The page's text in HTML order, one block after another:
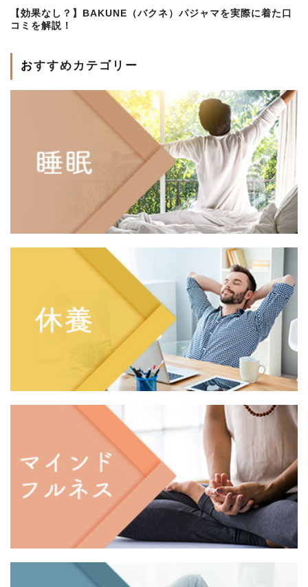
【効果なし？】BAKUNE（バクネ）パジャマを実際に着た口
コミを解説！
おすすめカテゴリー